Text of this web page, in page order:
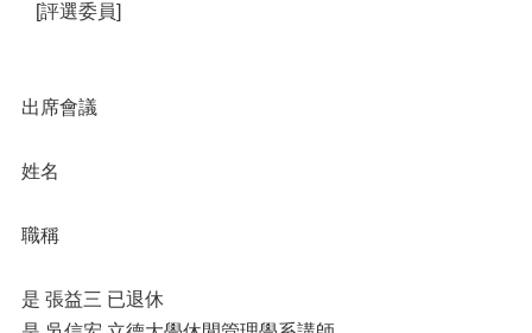
[評選委員]
出席會議
姓名
職稱
是 張益三 已退休